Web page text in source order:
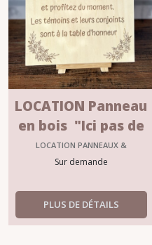
LOCATION Panneau
en bois "Ici pas de
plan de table"
LOCATION PANNEAUX &
SIGNALITIQUE MARIAGE
Sur demande
PLUS DE DÉTAILS